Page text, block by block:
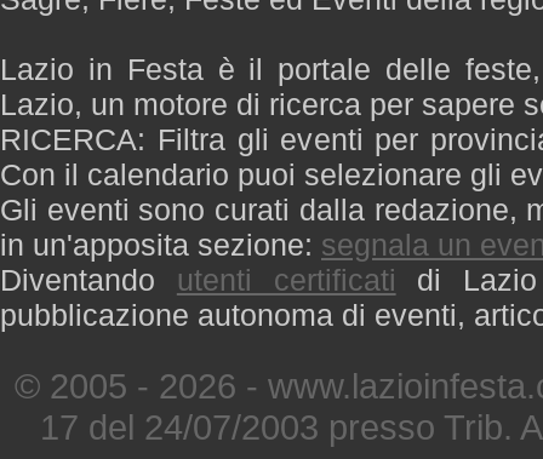
Lazio in Festa è il portale delle
Lazio, un motore di ricerca per sapere
RICERCA: Filtra gli eventi per
Con il calendario puoi selezionare gli
Gli eventi sono curati dalla redazione,
in un'apposita sezione: segnala un
Diventando utenti certificati di
pubblicazione autonoma di eventi,
© 2005 - 2026 -
17 del 24/07/2003 presso Trib.